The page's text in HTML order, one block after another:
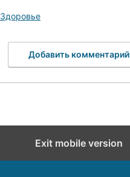
Здоровье
Добавить комментарий
Exit mobile version